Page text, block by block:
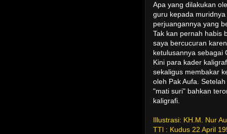
Apa yang dilakukan
guru kepada
perjuangannya yang
Tak kan pernah habis
saya bercucuran
ketulusannya sebagai
Kini para kader
sekaligus membakar
oleh Pak Aufa.
"mati suri" bahkan
kaligrafi.
Illustrasi: KH.M. Nur
TTl : Kudus 22 April